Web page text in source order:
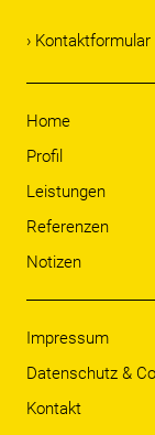
› Kontaktformular
Home
Profil
Leistungen
Referenzen
Notizen
Impressum
Datenschutz &
Kontakt